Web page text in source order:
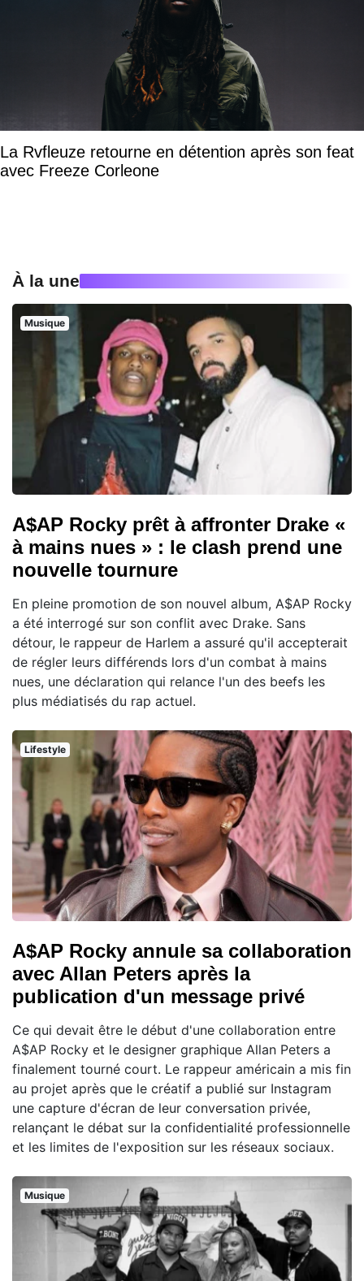
La Rvfleuze retourne en détention après son feat
avec Freeze Corleone
À la une
Musique
A$AP Rocky prêt à affronter Drake «
à mains nues » : le clash prend une
nouvelle tournure
En pleine promotion de son nouvel album, A$AP Rocky
a été interrogé sur son conflit avec Drake. Sans
détour, le rappeur de Harlem a assuré qu'il accepterait
de régler leurs différends lors d'un combat à mains
nues, une déclaration qui relance l'un des beefs les
plus médiatisés du rap actuel.
Lifestyle
A$AP Rocky annule sa collaboration
avec Allan Peters après la
publication d'un message privé
Ce qui devait être le début d'une collaboration entre
A$AP Rocky et le designer graphique Allan Peters a
finalement tourné court. Le rappeur américain a mis fin
au projet après que le créatif a publié sur Instagram
une capture d'écran de leur conversation privée,
relançant le débat sur la confidentialité professionnelle
et les limites de l'exposition sur les réseaux sociaux.
Musique